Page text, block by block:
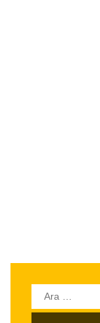
Arama: